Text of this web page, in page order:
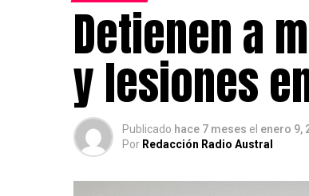
Detienen a
y lesiones
Publicado hace 7 meses el enero 9,
Por Redacción Radio Austral